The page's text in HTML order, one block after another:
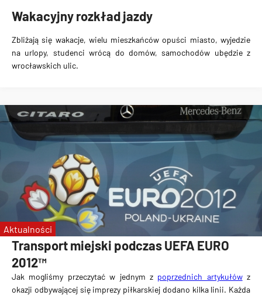
Wakacyjny rozkład jazdy
Zbliżają się wakacje, wielu mieszkańców opuści miasto, wyjedzie
na urlopy, studenci wrócą do domów, samochodów ubędzie z
wrocławskich ulic.
Transport miejski podczas UEFA EURO
2012™
Jak mogliśmy przeczytać w jednym z poprzednich artykułówz
okazji odbywającej się imprezy piłkarskiej dodano kilka linii. Każda
Aktualności